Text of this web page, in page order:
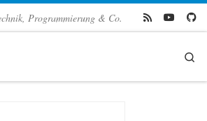
Programmierung & Co.